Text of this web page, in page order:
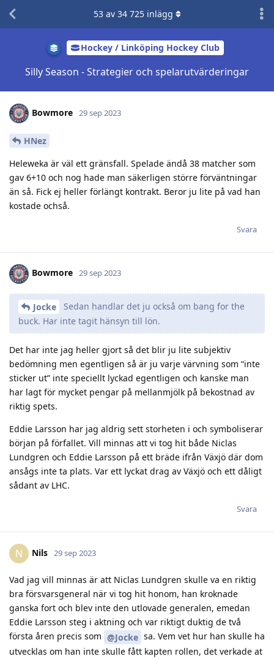
Hockey / Linköping Hockey Club
Silly Season - Strategier och spelarutvärderingar
53av 34 725inlägg
Bowmore 29 sep 2023
HNez
Heleweka är väl ett gränsfall. Spelade ändå 38 matcher som
gav 6+10 och nog hade man säkerligen större förväntningar
än så. Fick ej heller förlängt kontrakt. Beror ju lite på vad han
kostade ochså.
Svara
Bowmore 29 sep 2023
Jocke
Sedan handlar det ju också om bang for the
buck. Har inte tagit hänsyn till lön.
Det har inte jag heller gjort så det blir ju lite subjektiv
bedömning men egentligen så är ju varje värvning som “inte
sticker ut” inte speciellt lyckad egentligen och kanske man
har lagt för mycket pengar på mellanmjölk på bekostnad av
riktig spets.
Eddie Larsson har jag aldrig sett storheten i och symboliserar
början på förfallet. Vill minnas att vi tog hit både Niclas
Lundgren och Eddie Larsson på ett bräde ifrån Växjö där dom
ansågs inte ta plats. Var ett lyckat drag av Växjö och ett dåligt
sådant av LHC.
Svara
N Nils 29 sep 2023
Vad jag vill minnas är att Niclas Lundgren skulle va en riktig
bra försvarsgeneral när vi tog hit honom, han kroknade
ganska fort och blev inte den utlovade generalen, emedan
Eddie Larsson steg i aktning och var riktigt duktig de två
första åren precis som @Jocke sa. Vem vet hur han skulle ha
utvecklas om han inte skulle fått kapten rollen, det verkade at